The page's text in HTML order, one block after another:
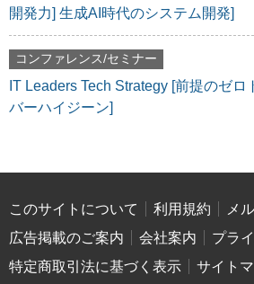
開発力] 生成AI時代のシステム開発]
コンファレンス/セミナー
IT Leaders Tech Strategy [前提のゼロ
バーハイジーン]
このサイトについて 利用規約
メ
広告掲載のご案内
会社案内
プラ
特定商取引法に基づく表示
サイト